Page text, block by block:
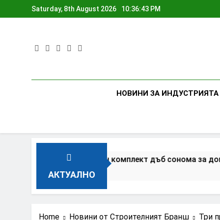
to
Saturday, 8th August 2026 10:36:44 PM
НОВИНИ ЗА ИНДУСТРИЯТА
АКТУАЛНО
спален комплект дъб сонома за дома?
Home Новини от Строителният Бранш Три